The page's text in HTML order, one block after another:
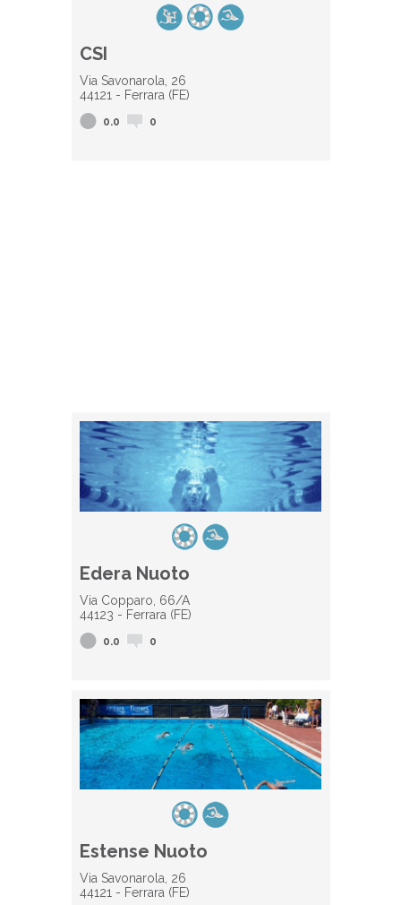
CSI
Via Savonarola, 26
44121 - Ferrara (FE)
0.0 0
Edera Nuoto
Via Copparo, 66/A
44123 - Ferrara (FE)
0.0 0
Estense Nuoto
Via Savonarola, 26
44121 - Ferrara (FE)